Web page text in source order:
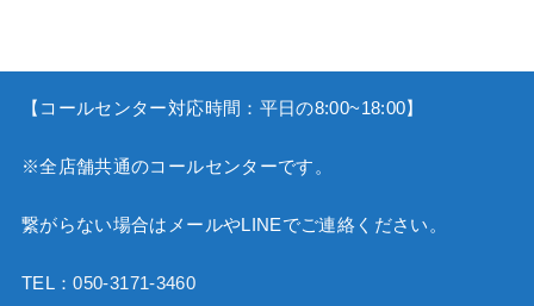
【コールセンター対応時間：平日の8:00~18:00】
※全店舗共通のコールセンターです。
繋がらない場合はメールやLINEでご連絡ください。
TEL：050-3171-3460